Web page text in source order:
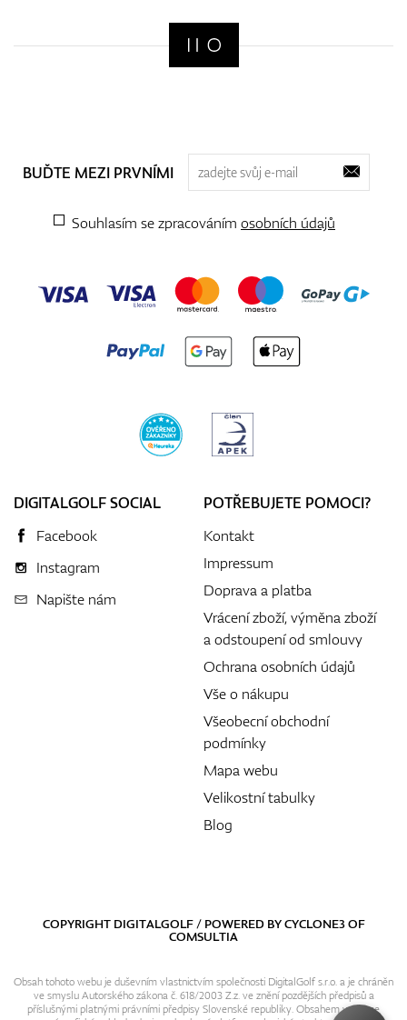
BUĎTE MEZI PRVNÍMI
Souhlasím se zpracováním osobních údajů
DIGITALGOLF SOCIAL
Facebook
Instagram
Napište nám
POTŘEBUJETE POMOCI?
Kontakt
Impressum
Doprava a platba
Vrácení zboží, výměna zboží
a odstoupení od smlouvy
Ochrana osobních údajů
Vše o nákupu
Všeobecní obchodní
podmínky
Mapa webu
Velikostní tabulky
Blog
COPYRIGHT DIGITALGOLF / POWERED BYCYCLONE3OF
COMSULTIA
Obsah tohoto webu je duševním vlastnictvím společnosti DigitalGolf s.r.o. a je chráněn
ve smyslu Autorského zákona č. 618/2003 Z.z. ve znění pozdějších předpisů a
příslušnými platnými právními předpisy Slovenské republiky. Obsahem webu se